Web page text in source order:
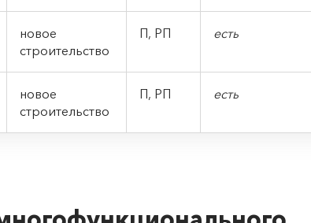
новое
строительство
П, РП есть
новое
строительство
П, РП есть